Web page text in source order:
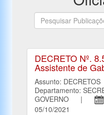
DECRETO Nº.
Assistente de
Assunto:
Departamento:
GOVERNO |
05/10/2021